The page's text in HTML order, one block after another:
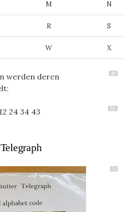
M N
R S
W X
49
werden deren
50
24 34 43
51